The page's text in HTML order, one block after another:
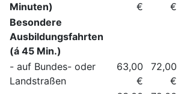
Minuten)
€
€
Besondere
Ausbildungsfahrten
(á 45 Min.)
- auf Bundes- oder
Landstraßen
63,00
€
72,00
€